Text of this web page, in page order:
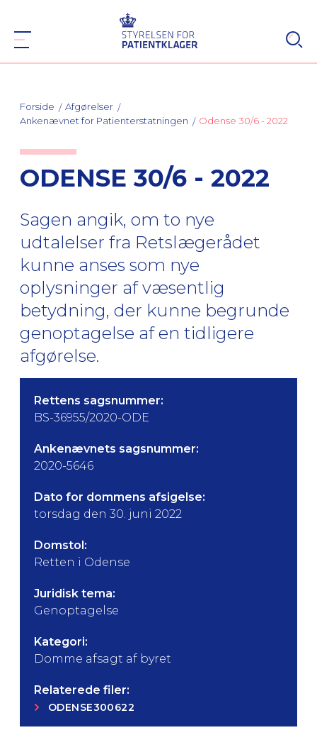
Forside
Afgørelser
Ankenævnet for Patienterstatningen
Odense 30/6 - 2022
ODENSE 30/6 - 2022
Sagen angik, om to nye
udtalelser fra Retslægerådet
kunne anses som nye
oplysninger af væsentlig
betydning, der kunne begrunde
genoptagelse af en tidligere
afgørelse.
Rettens sagsnummer:
BS-36955/2020-ODE
Ankenævnets sagsnummer:
2020-5646
Dato for dommens afsigelse:
torsdag den 30. juni 2022
Domstol:
Retten i Odense
Juridisk tema:
Genoptagelse
Kategori:
Domme afsagt af byret
Relaterede filer:
ODENSE300622